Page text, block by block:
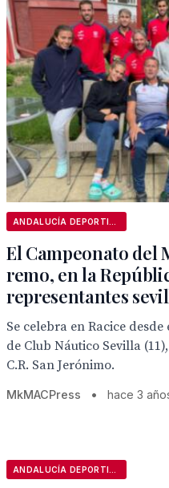
El Campeonato del
remo, en la
representantes
Se celebra en Racice
de Club Náutico Sevilla
C.R. San Jerónimo.
MkMACPress • hace 3